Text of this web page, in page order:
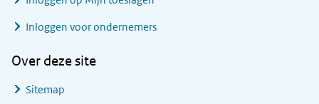
Inloggen voor ondernemers
Over deze site
Sitemap